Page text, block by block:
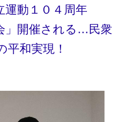
運動１０４周年
」開催される…民衆
平和実現！